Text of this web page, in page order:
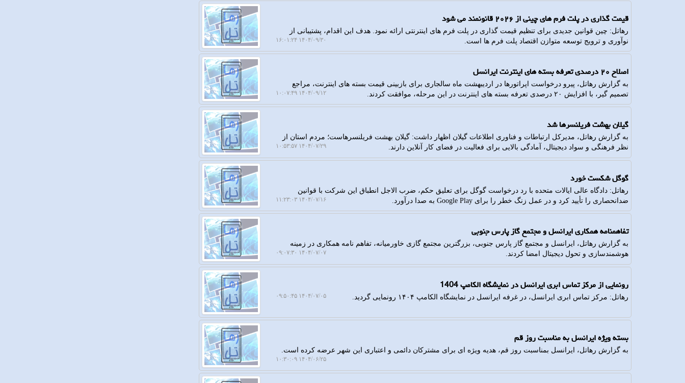
قیمت گذاری در پلت فرم های چینی از ۲۰۲۶ قانونمند می شود
رهاتل: چین قوانین جدیدی برای تنظیم قیمت گذاری در پلت فرم های اینترنتی ارائه نمود. هدف این اقدام، پشتیبانی از
نوآوری و ترویج توسعه متوازن اقتصاد پلت فرم ها است.
۱۴۰۴/۰۹/۳۰ ۱۶:۰۱:۲۴
اصلاح ۲۰ درصدی تعرفه بسته های اینترنت ایرانسل
به گزارش رهاتل، پیرو درخواست اپراتورها در اردیبهشت ماه سالجاری برای بازبینی قیمت بسته های اینترنت، مراجع
تصمیم گیر، با افزایش ۲۰ درصدی تعرفه بسته های اینترنت در این مرحله، موافقت کردند.
۱۴۰۴/۰۹/۱۲ ۱۰:۰۷:۴۹
گیلان بهشت فریلنسرها شد
به گزارش رهاتل، مدیرکل ارتباطات و فناوری اطلاعات گیلان اظهار داشت: گیلان بهشت فریلنسرهاست؛ مردم استان از
نظر فرهنگی و سواد دیجیتال، آمادگی بالایی برای فعالیت در فضای کار آنلاین دارند.
۱۴۰۴/۰۷/۲۹ ۱۰:۵۳:۵۷
گوگل شکست خورد
رهاتل: دادگاه عالی ایالات متحده با رد درخواست گوگل برای تعلیق حکم، ضرب الاجل انطباق این شرکت با قوانین
ضدانحصاری را تأیید کرد و در عمل زنگ خطر را برای Google Play به صدا درآورد.
۱۴۰۴/۰۷/۱۶ ۱۱:۲۳:۰۳
تفاهمنامه همکاری ایرانسل و مجتمع گاز پارس جنوبی
به گزارش رهاتل، ایرانسل و مجتمع گاز پارس جنوبی، بزرگترین مجتمع گازی خاورمیانه، تفاهم نامه همکاری در زمینه
هوشمندسازی و تحول دیجیتال امضا کردند.
۱۴۰۴/۰۷/۰۷ ۰۹:۰۷:۳۰
رونمایی از مرکز تماس ابری ایرانسل در نمایشگاه الکامپ 1404
رهاتل: مرکز تماس ابری ایرانسل، در غرفه ایرانسل در نمایشگاه الکامپ ۱۴۰۴ رونمایی گردید. ۱۴۰۴/۰۷/۰۵ ۰۹:۵۰:۴۵
بسته ویژه ایرانسل به مناسبت روز قم
به گزارش رهاتل، ایرانسل بمناسبت روز قم، هدیه ویژه ای برای مشترکان دائمی و اعتباری این شهر عرضه کرده است.
۱۴۰۴/۰۶/۲۵ ۱۰:۳۰:۰۹